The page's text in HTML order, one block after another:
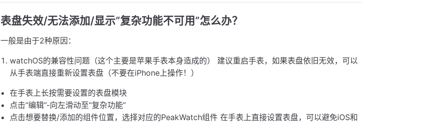
表盘失效/无法添加/显示“复杂功能不可用”怎么办？
一般是由于2种原因：
watchOS的兼容性问题（这个主要是苹果手表本身造成的） 建议重启手表，如果表盘依旧无效，可以
从手表端直接重新设置表盘（不要在iPhone上操作！）
在手表上长按需要设置的表盘模块
点击“编辑”-向左滑动至“复杂功能”
点击想要替换/添加的组件位置，选择对应的PeakWatch组件 在手表上直接设置表盘，可以避免iOS和